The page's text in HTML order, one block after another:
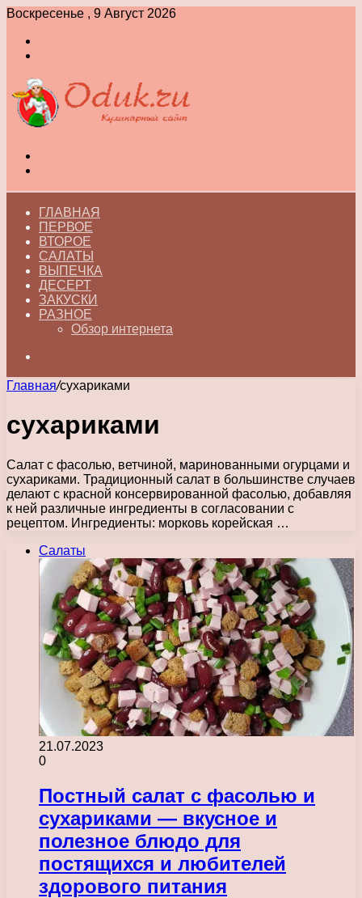
Воскресенье , 9 Август 2026
ГЛАВНАЯ
ПЕРВОЕ
ВТОРОЕ
САЛАТЫ
ВЫПЕЧКА
ДЕСЕРТ
ЗАКУСКИ
РАЗНОЕ
Обзор интернета
Главная/сухариками
сухариками
Салат с фасолью, ветчиной, маринованными огурцами и
сухариками. Традиционный салат в большинстве случаев
делают с красной консервированной фасолью, добавляя
к ней различные ингредиенты в согласовании с
рецептом. Ингредиенты: морковь корейская …
Салаты
21.07.2023
0
Постный салат с фасолью и
сухариками — вкусное и
полезное блюдо для
постящихся и любителей
здорового питания